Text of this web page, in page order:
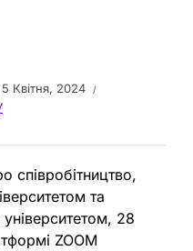
5 Квітня, 2024
та
28
ZOOM